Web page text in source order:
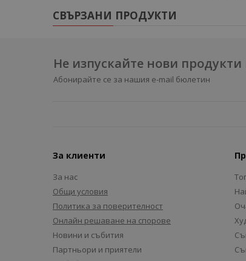
СВЪРЗАНИ ПРОДУКТИ
Не изпускайте нови
Абонирайте се за нашия e-mail бюлетин
За клиенти
За нас
Общи условия
Политика за поверителност
Онлайн решаване на спорове
Новини и събития
Партньори и приятели